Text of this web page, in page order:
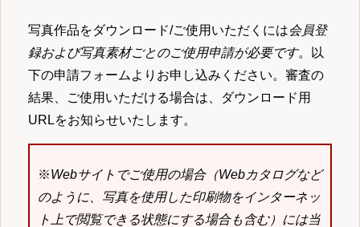
写真作品をダウンロード/ご使用いただくには会員登
録および写真素材ごとのご使用申請が必要です。以
下の申請フォームよりお申し込みください。審査の
結果、ご使用いただける場合は、ダウンロード用
URLをお知らせいたします。
※Webサイトでご使用の場合（Webカタログなど
のように、写真を使用した印刷物をインターネッ
ト上で閲覧できる状態にする場合も含む）には当